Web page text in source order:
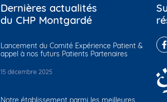
Dernières actualités
du CHP Montgardé
Lancement du Comité Expérience Patient &
appel à nos futurs Patients Partenaires
15 décembre 2025
Notre établissement parmi les meilleures